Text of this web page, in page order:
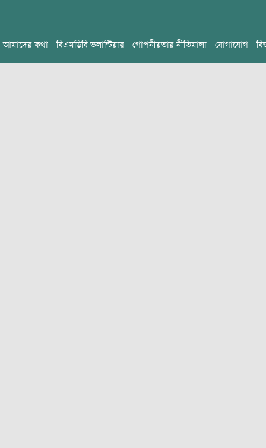
আমাদের কথা বিএমডিবি ভলান্টিয়ার গোপনীয়তার নীতিমালা যোগাযোগ